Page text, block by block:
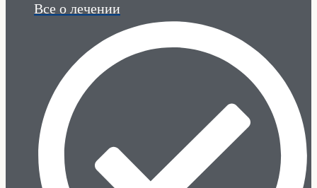
Все о лечении